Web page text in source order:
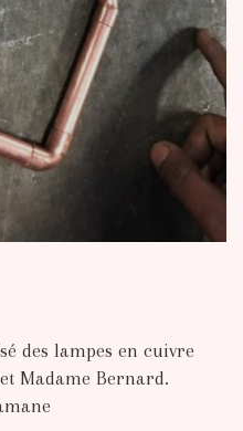
des lampes en cuivre
Madame Bernard.